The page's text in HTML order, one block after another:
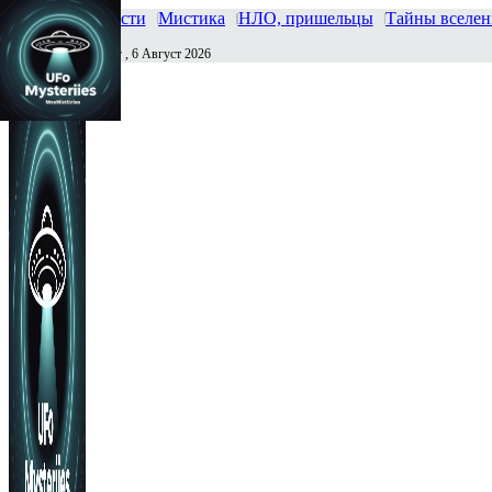
Главная Новости Мистика НЛО, пришельцы Тайны
Сегодня Четверг , 6 Август 2026